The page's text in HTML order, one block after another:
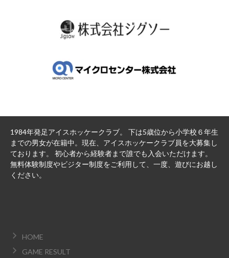
1984年発足アイスホッケークラブ。 下は5歳位から小学校６年生
までの男女が在籍中。現在、アイスホッケークラブ員を大募集し
ております。 初心者から経験者まで誰でも入会いただけます。
無料体験制度やビジター制度をご利用して、一度、遊びにお越し
ください。
HOME
GAME RESULT